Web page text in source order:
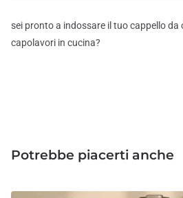
sei pronto a indossare il tuo cappello da
capolavori in cucina?
Potrebbe piacerti anche